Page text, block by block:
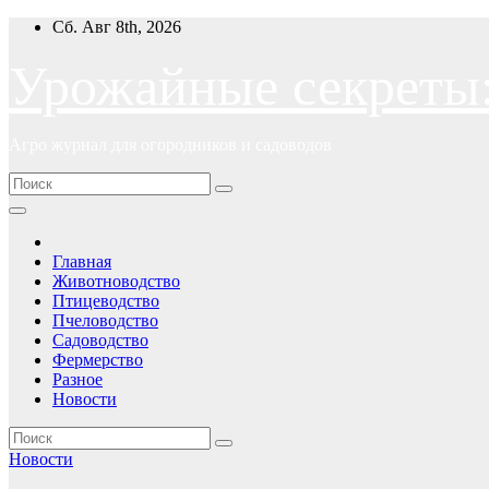
ПерейтиСб. Авг 8th, 2026
Главная
Животноводство
Птицеводство
Пчеловодство
Садоводство
Фермерство
Разное
Новости
Новости